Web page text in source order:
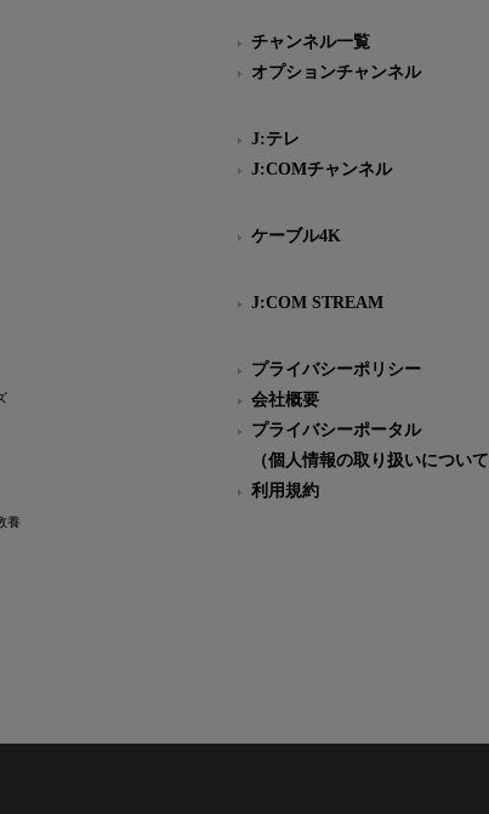
養
チャンネル一覧
オプションチャンネル
J:テレ
J:COMチャンネル
ケーブル4K
J:COM STREAM
プライバシーポリシー
会社概要
プライバシーポータル
（個人情報の取り扱いについて
利用規約